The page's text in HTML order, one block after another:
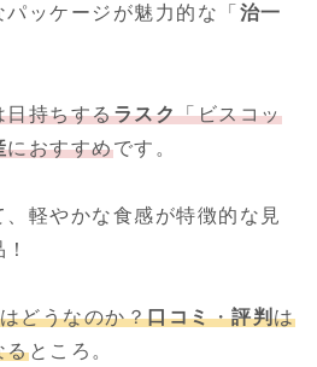
ッケージが魅力的な「 治一
日持ちするラスク「ビスコッ
におすすめです。
軽やかな食感が特徴的な見
どうなのか？口コミ・評判は
るところ。